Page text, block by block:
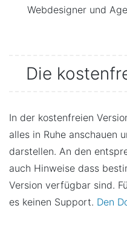
Webdesigner und
Die
In der kostenfreien
alles in Ruhe anschauen
darstellen. An den
auch Hinweise dass
Version verfügbar sind.
es keinen Support. Den